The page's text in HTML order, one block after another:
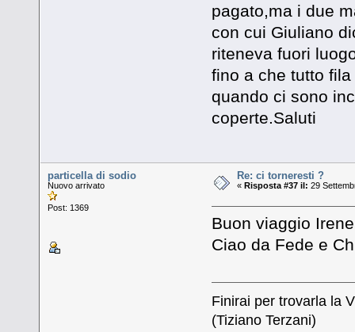
pagato,ma i due
con cui Giuliano
riteneva fuori
fino a che tutto
quando ci sono
coperte.Saluti
particella di sodio
Nuovo arrivato
Post: 1369
Re: ci torneresti ?
«Risposta #37 il: 29
Buon viaggio
Ciao da Fede e
Finirai per trovarla la
(Tiziano Terzani)